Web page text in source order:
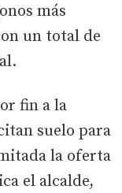
más
un total de
fin a la
suelo para
la oferta
el alcalde,